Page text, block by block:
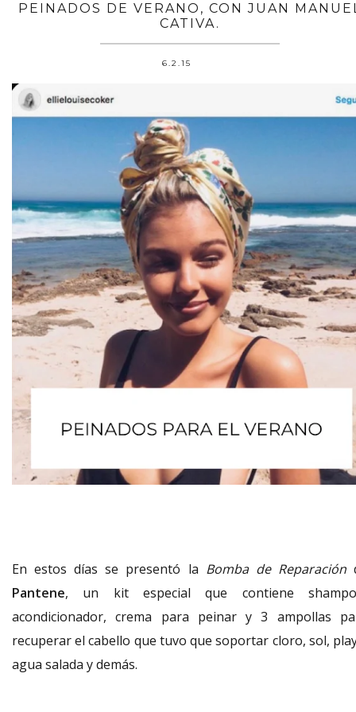
PEINADOS DE VERANO, CON JUAN
CATIVA.
6.2.15
En estos días se presentó la Bomba de Reparación
Pantene, un kit especial que contiene
acondicionador, crema para peinar y 3 ampollas
recuperar el cabello que tuvo que soportar cloro, sol,
agua salada y demás.